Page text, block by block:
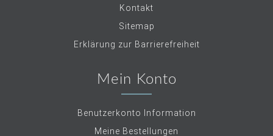
Kontakt
Sitemap
Erklärung zur Barrierefreiheit
Mein Konto
Benutzerkonto Information
Meine Bestellungen